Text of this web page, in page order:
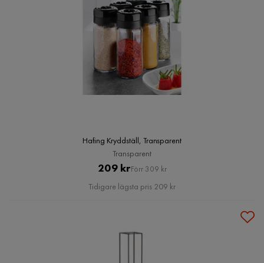
Hafing Kryddställ, Transparent
Transparent
Pris
209 krOriginal
Pris
Förr 309 kr
Tidigare lägsta pris 209 kr